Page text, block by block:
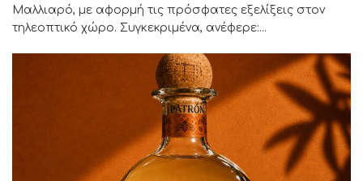
Μαλλιαρό, με αφορμή τις πρόσφατες εξελίξεις στον
τηλεοπτικό χώρο. Συγκεκριμένα, ανέφερε:...